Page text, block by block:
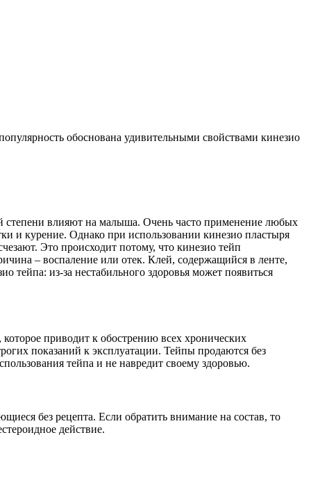
обоснована удивительными свойствами кинезио
степени влияют на малыша. Очень часто применение любых
и курение. Однако при использовании кинезио пластыря
Это происходит потому, что кинезио тейп
– воспаление или отек. Клей, содержащийся в ленте,
тейпа: из-за нестабильного здоровья может появиться
приводит к обострению всех хронических
показаний к эксплуатации. Тейпы продаются без
тейпа и не навредит своему здоровью.
без рецепта. Если обратить внимание на состав, то
действие.